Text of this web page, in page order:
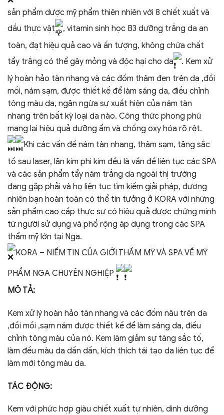
sản phẩm dược mỹ phẩm thiên nhiên với 8 chiết xuất và
dầu thực vật
, vitamin sinh học B3 dưỡng trắng da an
toàn, đạt hiệu quả cao và ấn tượng, không chứa chất
tẩy trắng có thể gây mỏng và độc hại cho da
. Kem xử
lý hoàn hảo tàn nhang và các đốm thâm đen trên da ,đồi
mồi, nám sạm, được thiết kế để làm sáng da, điều chỉnh
tông màu da, ngăn ngừa sự xuất hiện của nám tàn
nhang trên bất kỳ loại da nào. Công thức phong phú
mang lại hiệu quả dưỡng ẩm và chống oxy hóa rõ rệt.
Khi các vấn đề nám tàn nhang, thâm sạm, tăng sắc
tố sau laser, lăn kim phi kim đều là vấn đề liên tục các SPA
và các sản phẩm tẩy nám trắng da ngoài thị trường
đang gặp phải và họ liên tục tìm kiếm giải pháp, đương
nhiên bạn hoàn toàn có thể tin tưởng ở KORA với những
sản phẩm cao cấp thực sự có hiệu quả được chứng minh
từ người sử dụng và phổ rộng áp dụng trong các SPA
thẩm mỹ lớn tại Nga.
KORA – NIỀM TIN CỦA GIỚI THẨM MỸ VÀ SPA VỀ MỸ
PHẨM NGA CHUYÊN NGHIỆP
MÔ TẢ:
Kem xử lý hoàn hảo tàn nhang và các đốm nâu trên da
,đồi mồi ,sạm nám được thiết kế để làm sáng da, điều
chỉnh tông màu của nó. Kem làm giảm sự tăng sắc tố,
làm đều màu da dần dần, kích thích tái tạo da liên tục để
làm mới tông màu da.
TÁC ĐỘNG:
Kem với phức hợp giàu chiết xuất tự nhiên, dinh dưỡng